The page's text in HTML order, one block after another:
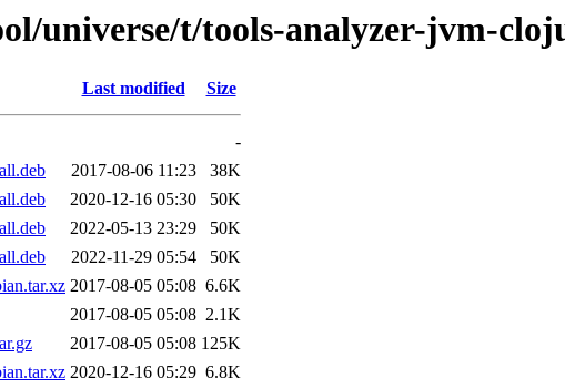
universe/t/tools-analyzer-jvm-
Last modified Size
-
2017-08-06 11:23
38K
2020-12-16 05:30
50K
2022-05-13 23:29
50K
2022-11-29 05:54
50K
2017-08-05 05:08 6.6K
2017-08-05 05:08 2.1K
2017-08-05 05:08 125K
2020-12-16 05:29 6.8K